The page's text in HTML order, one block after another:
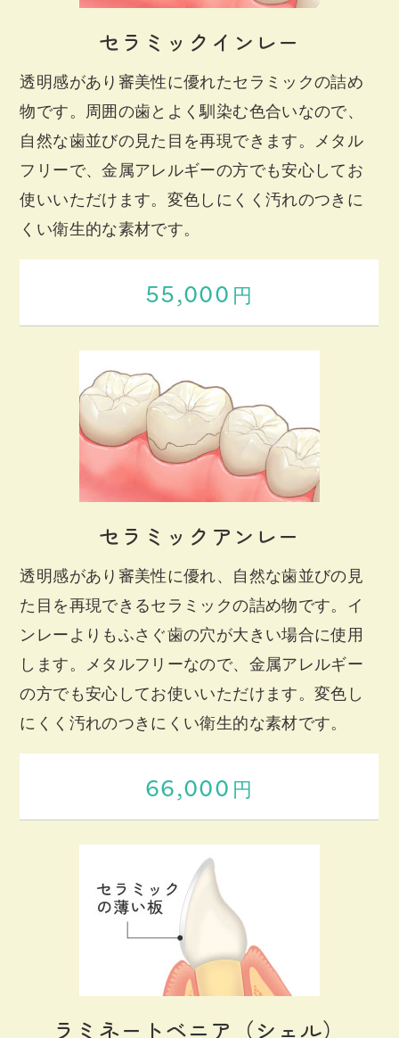
セラミックインレー
透明感があり審美性に優れたセラミックの詰め
物です。周囲の歯とよく馴染む色合いなので、
自然な歯並びの見た目を再現できます。メタル
フリーで、金属アレルギーの方でも安心してお
使いいただけます。変色しにくく汚れのつきに
くい衛生的な素材です。
55,000 円
セラミックアンレー
透明感があり審美性に優れ、自然な歯並びの見
た目を再現できるセラミックの詰め物です。イ
ンレーよりもふさぐ歯の穴が大きい場合に使用
します。メタルフリーなので、金属アレルギー
の方でも安心してお使いいただけます。変色し
にくく汚れのつきにくい衛生的な素材です。
66,000 円
ラミネートベニア（シェル）